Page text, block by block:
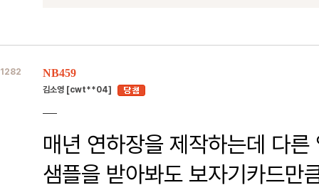
1282 NB459
김소영 [cwt**04]
매년 연하장을 제작하는데 다
샘플을 받아봐도 보자기카드만